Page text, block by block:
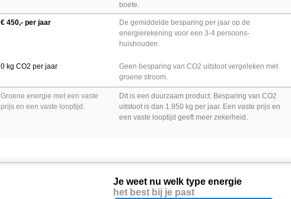
boete.
€ 450,- per jaar
0 kg CO2 per jaar
De gemiddelde besparing per jaar op de
energierekening voor een 3-4 persoons-
huishouden.
Geen besparing van CO2 uitstoot vergeleken met
groene stroom.
Groene energie met een vaste
prijs en een vaste looptijd.
Dit is een duurzaam product. Besparing van CO2
uitstoot is dan 1.950 kg per jaar. Een vaste prijs en
een vaste looptijd geeft meer zekerheid.
Je weet nu welk type energie
het best bij je past